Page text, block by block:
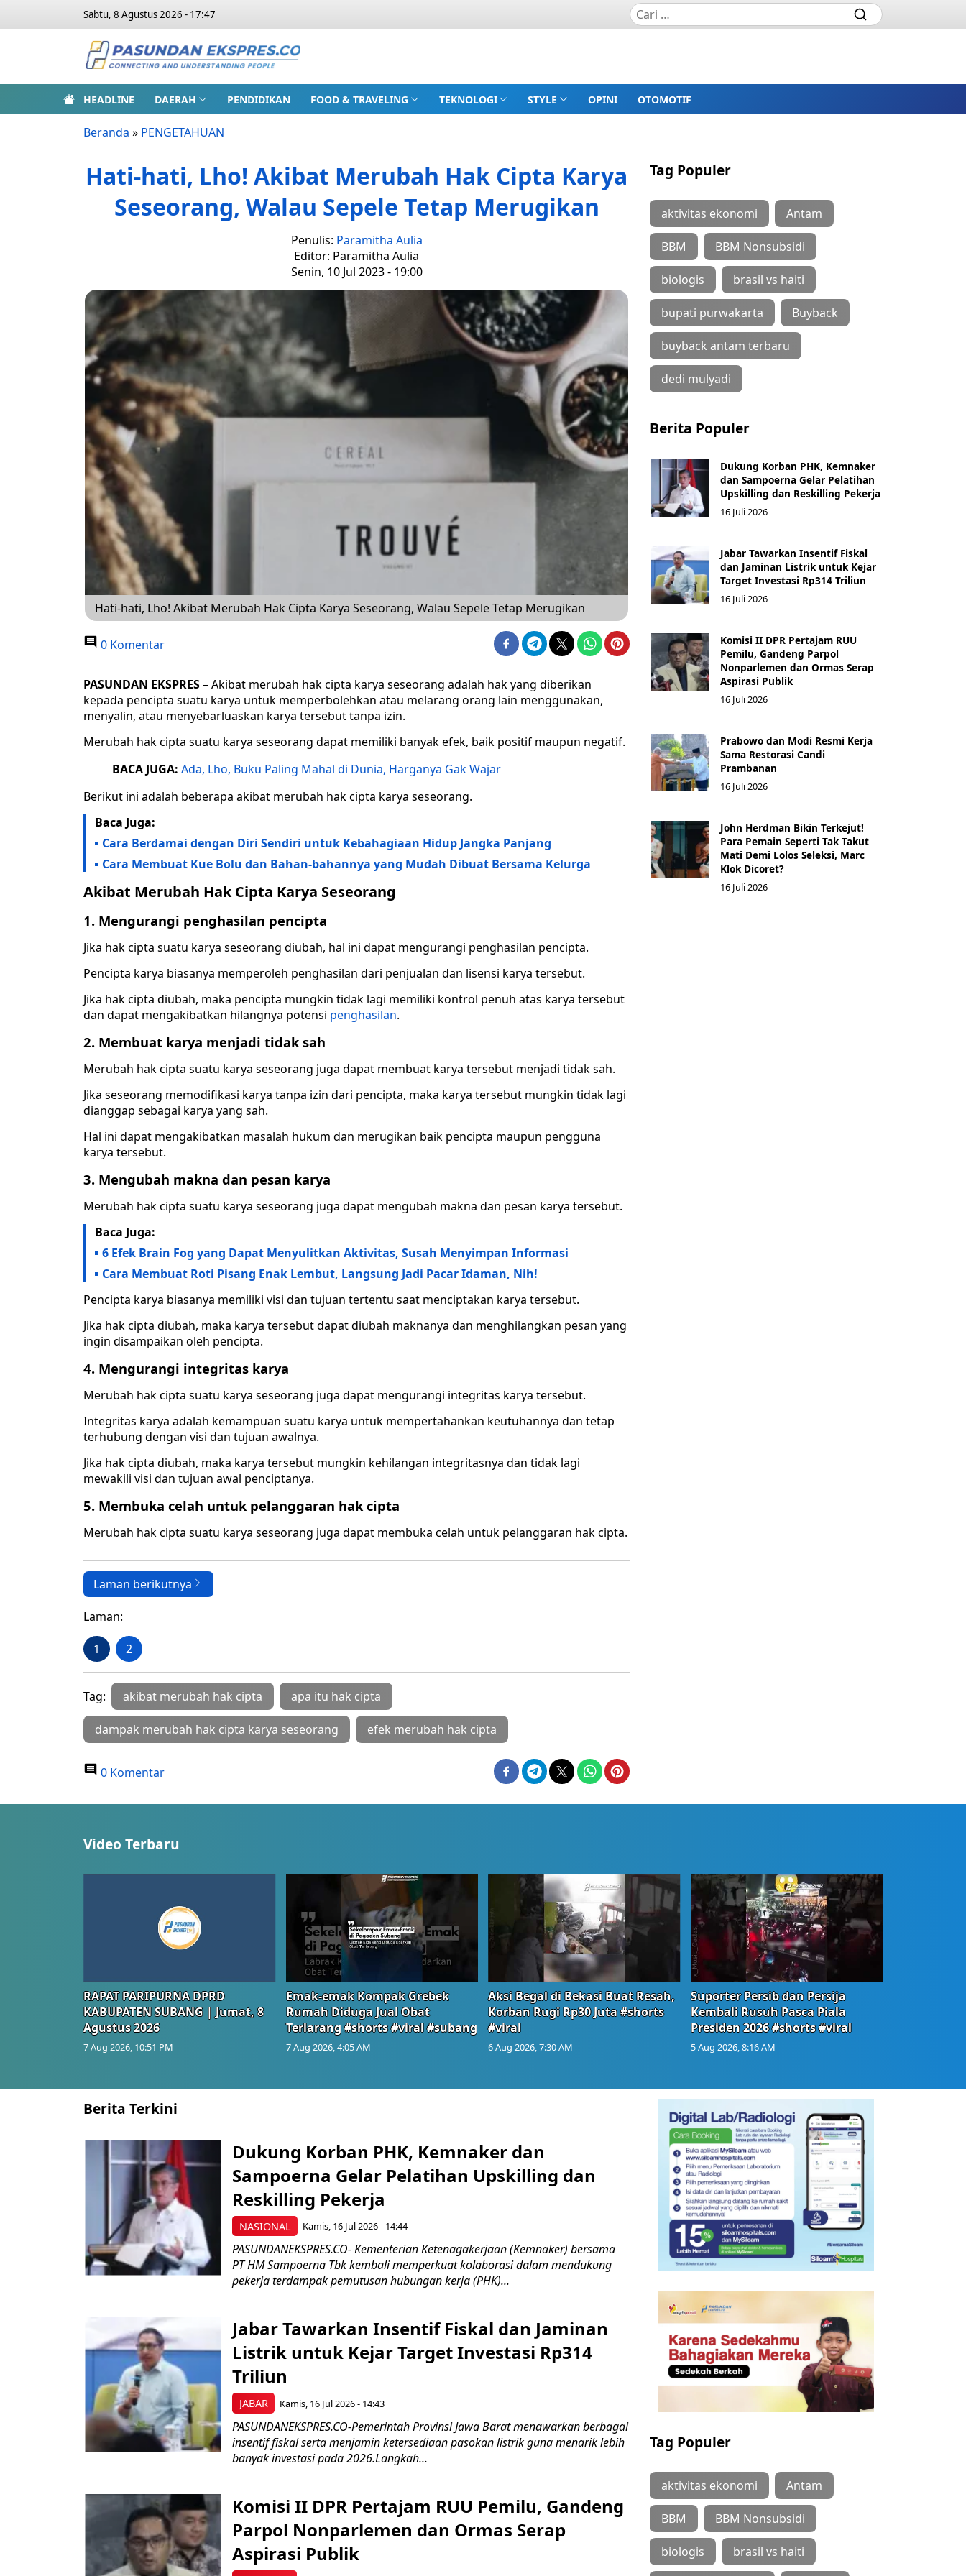
Sabtu, 8 Agustus 2026 - 17:47
HEADLINE DAERAH PENDIDIKAN FOOD & TRAVELING TEKNOLOGI STYLE OPINI OTOMOTIF
Beranda » PENGETAHUAN
Hati-hati, Lho! Akibat Merubah Hak Cipta Karya
Seseorang, Walau Sepele Tetap Merugikan
Penulis: Paramitha Aulia
Editor: Paramitha Aulia
Senin, 10 Jul 2023 - 19:00
Hati-hati, Lho! Akibat Merubah Hak Cipta Karya Seseorang, Walau Sepele Tetap Merugikan
0 Komentar
PASUNDAN EKSPRES– Akibat merubah hak cipta karya seseorang adalah hak yang diberikan
kepada pencipta suatu karya untuk memperbolehkan atau melarang orang lain menggunakan,
menyalin, atau menyebarluaskan karya tersebut tanpa izin.
Merubah hak cipta suatu karya seseorang dapat memiliki banyak efek, baik positif maupun negatif.
BACA JUGA: Ada, Lho, Buku Paling Mahal di Dunia, Harganya Gak Wajar
Berikut ini adalah beberapa akibat merubah hak cipta karya seseorang.
Baca Juga:
Cara Berdamai dengan Diri Sendiri untuk Kebahagiaan Hidup Jangka Panjang
Cara Membuat Kue Bolu dan Bahan-bahannya yang Mudah Dibuat Bersama Kelurga
Akibat Merubah Hak Cipta Karya Seseorang
1. Mengurangi penghasilan pencipta
Jika hak cipta suatu karya seseorang diubah, hal ini dapat mengurangi penghasilan pencipta.
Pencipta karya biasanya memperoleh penghasilan dari penjualan dan lisensi karya tersebut.
Jika hak cipta diubah, maka pencipta mungkin tidak lagi memiliki kontrol penuh atas karya tersebut
dan dapat mengakibatkan hilangnya potensi penghasilan.
2. Membuat karya menjadi tidak sah
Merubah hak cipta suatu karya seseorang juga dapat membuat karya tersebut menjadi tidak sah.
Jika seseorang memodifikasi karya tanpa izin dari pencipta, maka karya tersebut mungkin tidak lagi
dianggap sebagai karya yang sah.
Hal ini dapat mengakibatkan masalah hukum dan merugikan baik pencipta maupun pengguna
karya tersebut.
3. Mengubah makna dan pesan karya
Merubah hak cipta suatu karya seseorang juga dapat mengubah makna dan pesan karya tersebut.
Baca Juga:
6 Efek Brain Fog yang Dapat Menyulitkan Aktivitas, Susah Menyimpan Informasi
Cara Membuat Roti Pisang Enak Lembut, Langsung Jadi Pacar Idaman, Nih!
Pencipta karya biasanya memiliki visi dan tujuan tertentu saat menciptakan karya tersebut.
Jika hak cipta diubah, maka karya tersebut dapat diubah maknanya dan menghilangkan pesan yang
ingin disampaikan oleh pencipta.
4. Mengurangi integritas karya
Merubah hak cipta suatu karya seseorang juga dapat mengurangi integritas karya tersebut.
Integritas karya adalah kemampuan suatu karya untuk mempertahankan keutuhannya dan tetap
terhubung dengan visi dan tujuan awalnya.
Jika hak cipta diubah, maka karya tersebut mungkin kehilangan integritasnya dan tidak lagi
mewakili visi dan tujuan awal penciptanya.
5. Membuka celah untuk pelanggaran hak cipta
Merubah hak cipta suatu karya seseorang juga dapat membuka celah untuk pelanggaran hak cipta.
Laman berikutnya
Laman:
1 2
Tag: akibat merubah hak cipta apa itu hak cipta
dampak merubah hak cipta karya seseorang efek merubah hak cipta
0 Komentar
Tag Populer
aktivitas ekonomi Antam
BBM BBM Nonsubsidi
biologis brasil vs haiti
bupati purwakarta Buyback
buyback antam terbaru
dedi mulyadi
Berita Populer
Dukung Korban PHK, Kemnaker
dan Sampoerna Gelar Pelatihan
Upskilling dan Reskilling Pekerja
16 Juli 2026
Jabar Tawarkan Insentif Fiskal
dan Jaminan Listrik untuk Kejar
Target Investasi Rp314 Triliun
16 Juli 2026
Komisi II DPR Pertajam RUU
Pemilu, Gandeng Parpol
Nonparlemen dan Ormas Serap
Aspirasi Publik
16 Juli 2026
Prabowo dan Modi Resmi Kerja
Sama Restorasi Candi
Prambanan
16 Juli 2026
John Herdman Bikin Terkejut!
Para Pemain Seperti Tak Takut
Mati Demi Lolos Seleksi, Marc
Klok Dicoret?
16 Juli 2026
Video Terbaru
RAPAT PARIPURNA DPRD
KABUPATEN SUBANG | Jumat, 8
Agustus 2026
7 Aug 2026, 10:51 PM
Emak-emak Kompak Grebek
Rumah Diduga Jual Obat
Terlarang #shorts #viral #subang
7 Aug 2026, 4:05 AM
Aksi Begal di Bekasi Buat Resah,
Korban Rugi Rp30 Juta #shorts
#viral
6 Aug 2026, 7:30 AM
Suporter Persib dan Persija
Kembali Rusuh Pasca Piala
Presiden 2026 #shorts #viral
5 Aug 2026, 8:16 AM
Berita Terkini
NASIONAL
Dukung Korban PHK, Kemnaker dan
Sampoerna Gelar Pelatihan Upskilling dan
Reskilling Pekerja
Kamis, 16 Jul 2026 - 14:44
PASUNDANEKSPRES.CO- Kementerian Ketenagakerjaan (Kemnaker) bersama
PT HM Sampoerna Tbk kembali memperkuat kolaborasi dalam mendukung
pekerja terdampak pemutusan hubungan kerja (PHK)...
JABAR
Jabar Tawarkan Insentif Fiskal dan Jaminan
Listrik untuk Kejar Target Investasi Rp314
Triliun
Kamis, 16 Jul 2026 - 14:43
PASUNDANEKSPRES.CO-Pemerintah Provinsi Jawa Barat menawarkan berbagai
insentif fiskal serta menjamin ketersediaan pasokan listrik guna menarik lebih
banyak investasi pada 2026.Langkah...
Komisi II DPR Pertajam RUU Pemilu, Gandeng
Parpol Nonparlemen dan Ormas Serap
Aspirasi Publik
Tag Populer
aktivitas ekonomi Antam
BBM BBM Nonsubsidi
biologis brasil vs haiti